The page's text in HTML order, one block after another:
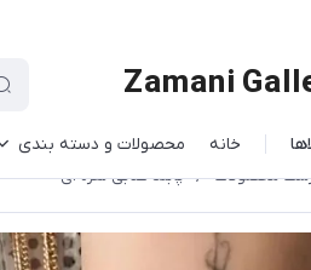
Zamani
خانه محصولات و دسته بندی
محصولات / پابند طنابی نقره ای